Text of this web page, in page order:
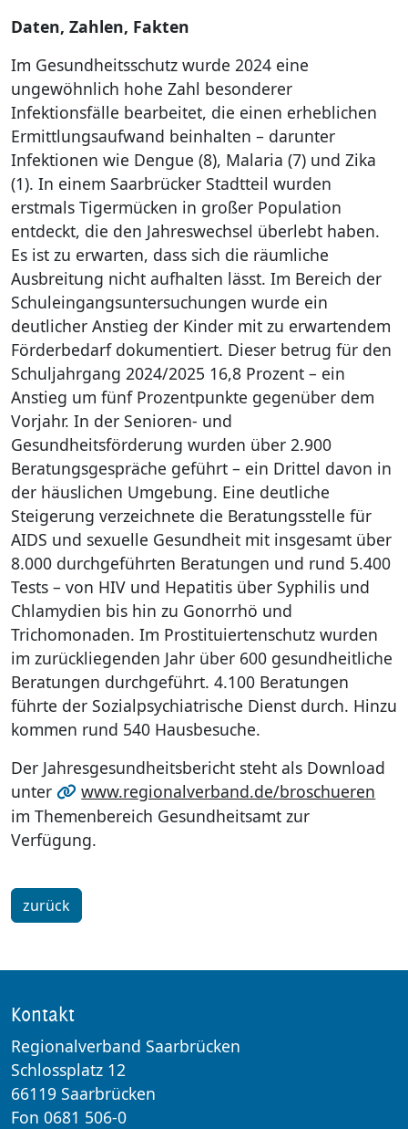
Daten, Zahlen, Fakten
Im Gesundheitsschutz wurde 2024 eine
ungewöhnlich hohe Zahl besonderer
Infektionsfälle bearbeitet, die einen erheblichen
Ermittlungsaufwand beinhalten – darunter
Infektionen wie Dengue (8), Malaria (7) und Zika
(1). In einem Saarbrücker Stadtteil wurden
erstmals Tigermücken in großer Population
entdeckt, die den Jahreswechsel überlebt haben.
Es ist zu erwarten, dass sich die räumliche
Ausbreitung nicht aufhalten lässt. Im Bereich der
Schuleingangsuntersuchungen wurde ein
deutlicher Anstieg der Kinder mit zu erwartendem
Förderbedarf dokumentiert. Dieser betrug für den
Schuljahrgang 2024/2025 16,8 Prozent – ein
Anstieg um fünf Prozentpunkte gegenüber dem
Vorjahr. In der Senioren- und
Gesundheitsförderung wurden über 2.900
Beratungsgespräche geführt – ein Drittel davon in
der häuslichen Umgebung. Eine deutliche
Steigerung verzeichnete die Beratungsstelle für
AIDS und sexuelle Gesundheit mit insgesamt über
8.000 durchgeführten Beratungen und rund 5.400
Tests – von HIV und Hepatitis über Syphilis und
Chlamydien bis hin zu Gonorrhö und
Trichomonaden. Im Prostituiertenschutz wurden
im zurückliegenden Jahr über 600 gesundheitliche
Beratungen durchgeführt. 4.100 Beratungen
führte der Sozialpsychiatrische Dienst durch. Hinzu
kommen rund 540 Hausbesuche.
Der Jahresgesundheitsbericht steht als Download
unter
www.regionalverband.de/broschueren
im Themenbereich Gesundheitsamt zur
Verfügung.
zurück
Kontakt
Regionalverband Saarbrücken
Schlossplatz 12
66119 Saarbrücken
Fon 0681 506-0